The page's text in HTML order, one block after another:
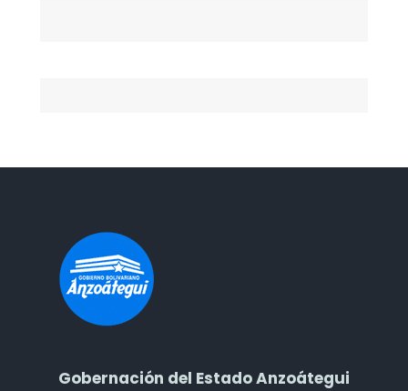
Gobernación del Estado Anzoátegui